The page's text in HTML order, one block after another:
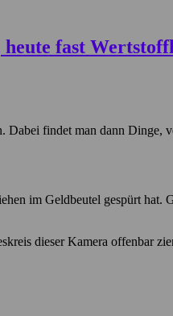
findet man dann Dinge,
im Geldbeutel gespürt hat.
dieser Kamera offenbar